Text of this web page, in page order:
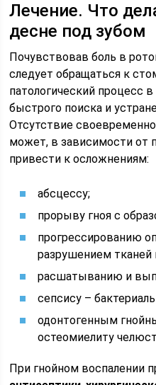
Лечение. Что
десне под зубом
Почувствовав боль в
следует обращаться к
патологический процесс
быстрого поиска и
Отсутствие
может, в зависимости от
привести к осложнениям:
абсцессу;
прорыву гноя с
прогрессированию
разрушением тканей
расшатыванию и
сепсису –
одонтогенным
остеомиелиту
При гнойном воспалении